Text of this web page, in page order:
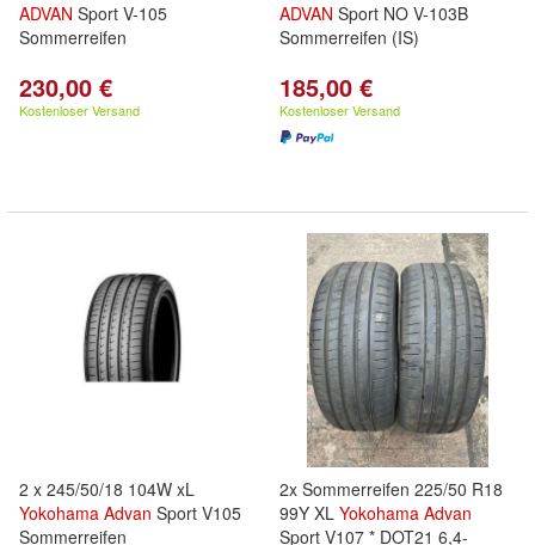
ADVAN Sport V-105
Sommerreifen
230,00 €
Kostenloser Versand
ADVAN Sport NO V-103B
Sommerreifen (IS)
185,00 €
Kostenloser Versand
2 x 245/50/18 104W xL
Yokohama Advan Sport V105
Sommerreifen
2x Sommerreifen 225/50 R18
99Y XL Yokohama Advan
Sport V107 * DOT21 6,4-